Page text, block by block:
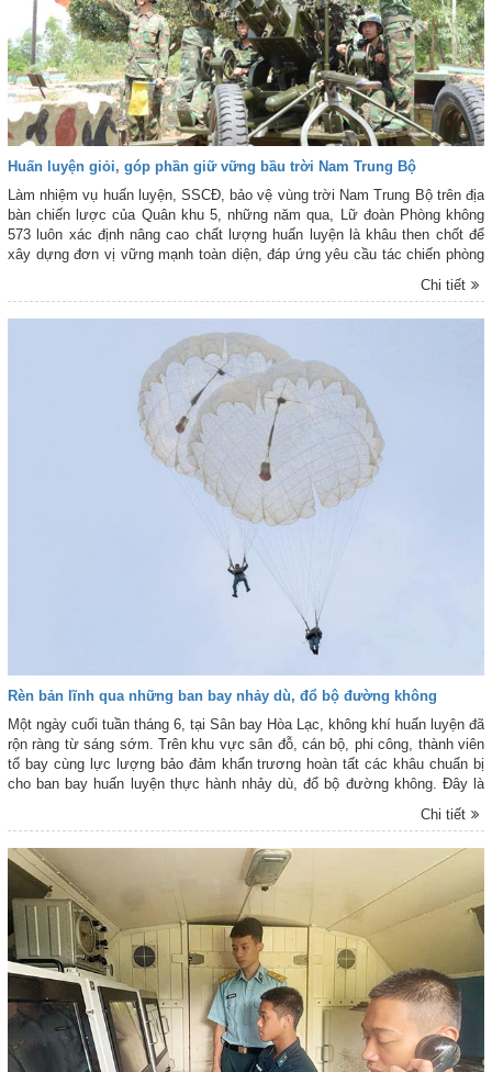
Huấn luyện giỏi, góp phần giữ vững bầu trời Nam Trung Bộ
Làm nhiệm vụ huấn luyện, SSCĐ, bảo vệ vùng trời Nam Trung Bộ trên địa
bàn chiến lược của Quân khu 5, những năm qua, Lữ đoàn Phòng không
573 luôn xác định nâng cao chất lượng huấn luyện là khâu then chốt để
xây dựng đơn vị vững mạnh toàn diện, đáp ứng yêu cầu tác chiến phòng
Chi tiết
Rèn bản lĩnh qua những ban bay nhảy dù, đổ bộ đường không
Một ngày cuối tuần tháng 6, tại Sân bay Hòa Lạc, không khí huấn luyện đã
rộn ràng từ sáng sớm. Trên khu vực sân đỗ, cán bộ, phi công, thành viên
tổ bay cùng lực lượng bảo đảm khẩn trương hoàn tất các khâu chuẩn bị
cho ban bay huấn luyện thực hành nhảy dù, đổ bộ đường không. Đây là
nội dung huấn luyện quan trọng của Sư đoàn 371 và Lữ đoàn 918 nhằm
nâng cao trình độ tổ chức, chỉ huy, hiệp đồng và năng lực thực hiện nhiệm
Chi tiết